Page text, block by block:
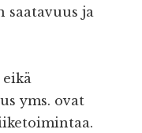
saatavuus ja
yms. ovat